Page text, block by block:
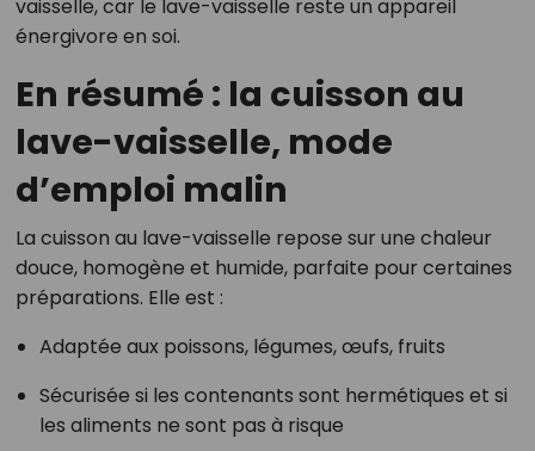
vaisselle, car le lave-vaisselle reste un appareil
énergivore en soi.
En résumé : la cuisson au
lave-vaisselle, mode
d’emploi malin
La cuisson au lave-vaisselle repose sur une chaleur
douce, homogène et humide, parfaite pour certaines
préparations. Elle est :
Adaptée aux poissons, légumes, œufs, fruits
Sécurisée si les contenants sont hermétiques et si
les aliments ne sont pas à risque